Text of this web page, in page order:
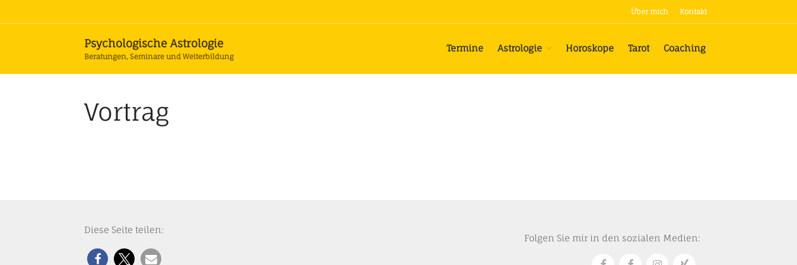
Ausbildung Psychologische
Über mich Kontakt
Psychologische Astrologie
Beratungen, Seminare und Weiterbildung
Termine Astrologie Horoskope Tarot Coaching
Vortrag
Diese Seite teilen:
Folgen Sie mir in den sozialen Medien: